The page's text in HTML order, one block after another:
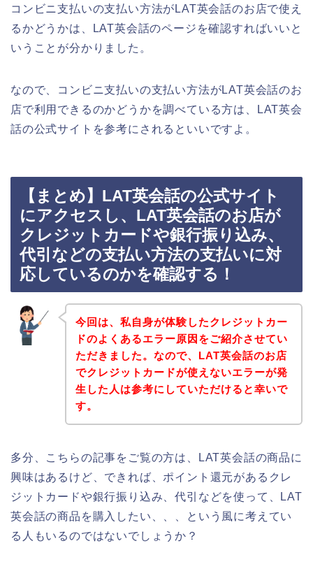
コンビニ支払いの支払い方法がLAT英会話のお店で使え
るかどうかは、LAT英会話のページを確認すればいいと
いうことが分かりました。
なので、コンビニ支払いの支払い方法がLAT英会話のお
店で利用できるのかどうかを調べている方は、LAT英会
話の公式サイトを参考にされるといいですよ。
【まとめ】LAT英会話の公式サイト
にアクセスし、LAT英会話のお店が
クレジットカードや銀行振り込み、
代引などの支払い方法の支払いに対
応しているのかを確認する！
今回は、私自身が体験したクレジットカー
ドのよくあるエラー原因をご紹介させてい
ただきました。なので、LAT英会話のお店
でクレジットカードが使えないエラーが発
生した人は参考にしていただけると幸いで
す。
多分、こちらの記事をご覧の方は、LAT英会話の商品に
興味はあるけど、できれば、ポイント還元があるクレ
ジットカードや銀行振り込み、代引などを使って、LAT
英会話の商品を購入したい、、、という風に考えてい
る人もいるのではないでしょうか？